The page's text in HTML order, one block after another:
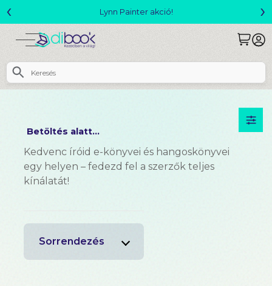
Lynn Painter akció!
‹ ›
Betöltés alatt...
Kedvenc íróid e-könyvei és hangoskönyvei
egy helyen – fedezd fel a szerzők teljes
kínálatát!
Sorrendezés